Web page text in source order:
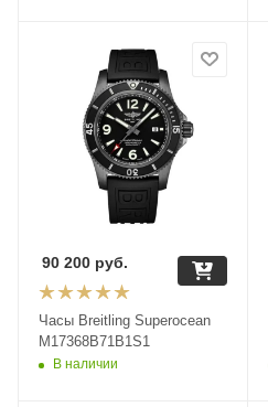
Часы Breitling Superocean
M17368B71B1S1
В наличии
90 200 руб.